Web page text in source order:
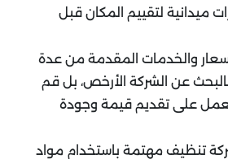
ميدانية لتقييم المكان قبل
والخدمات المقدمة من عدة
عن الشركة الأرخص، بل قم
تعمل على تقديم قيمة وجودة
تنظيف مهتمة باستخدام مواد